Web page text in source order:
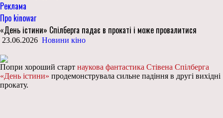
Реклама
Про kinowar
«День істини» Спілберга падає в прокаті і може провалитися
23.06.2026 Новини кіно
Попри хороший старт наукова фантастика Стівена Спілберга
«День істини» продемонструвала сильне падіння в другі вихідні
прокату.